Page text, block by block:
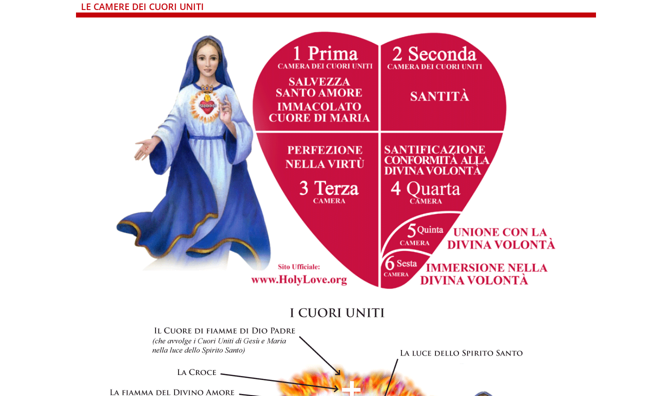
LE CAMERE DEI CUORI UNITI